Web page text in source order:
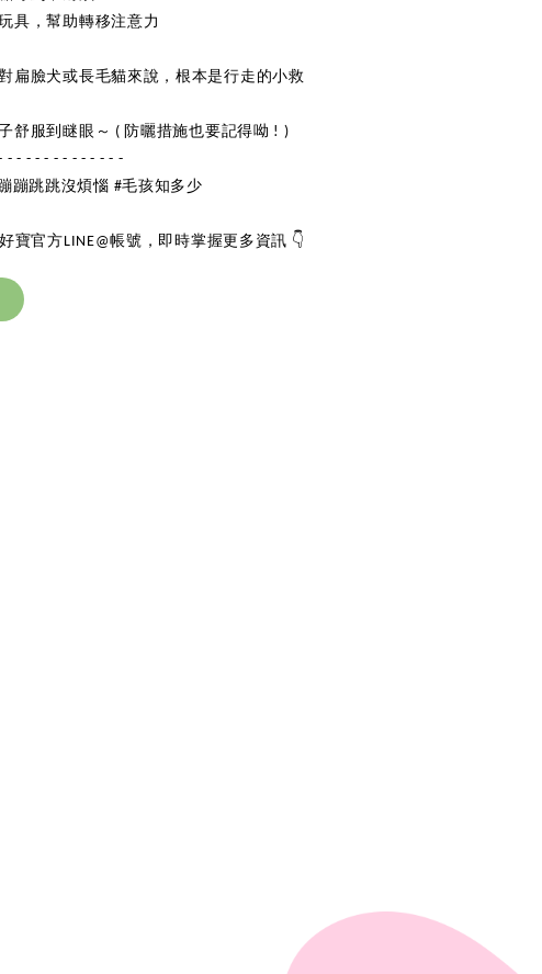
Dog．狗狗
具，幫助轉移注意力
扁臉犬或長毛貓來說，根本是行走的小救
舒服到瞇眼～ ( 防曬措施也要記得呦 ! )
- - - - - - - - - - - - -
蹦跳跳沒煩惱 #毛孩知多少
寶官方LINE@帳號，即時掌握更多資訊 👇